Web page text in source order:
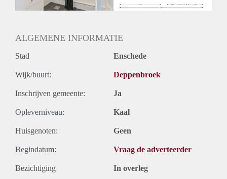
ALGEMENE INFORMATIE
Stad Enschede
Wijk/buurt: Deppenbroek
Inschrijven gemeente: Ja
Opleverniveau: Kaal
Huisgenoten: Geen
Begindatum: Vraag de adverteerder
Bezichtiging In overleg